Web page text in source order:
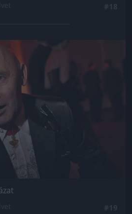
még kép!